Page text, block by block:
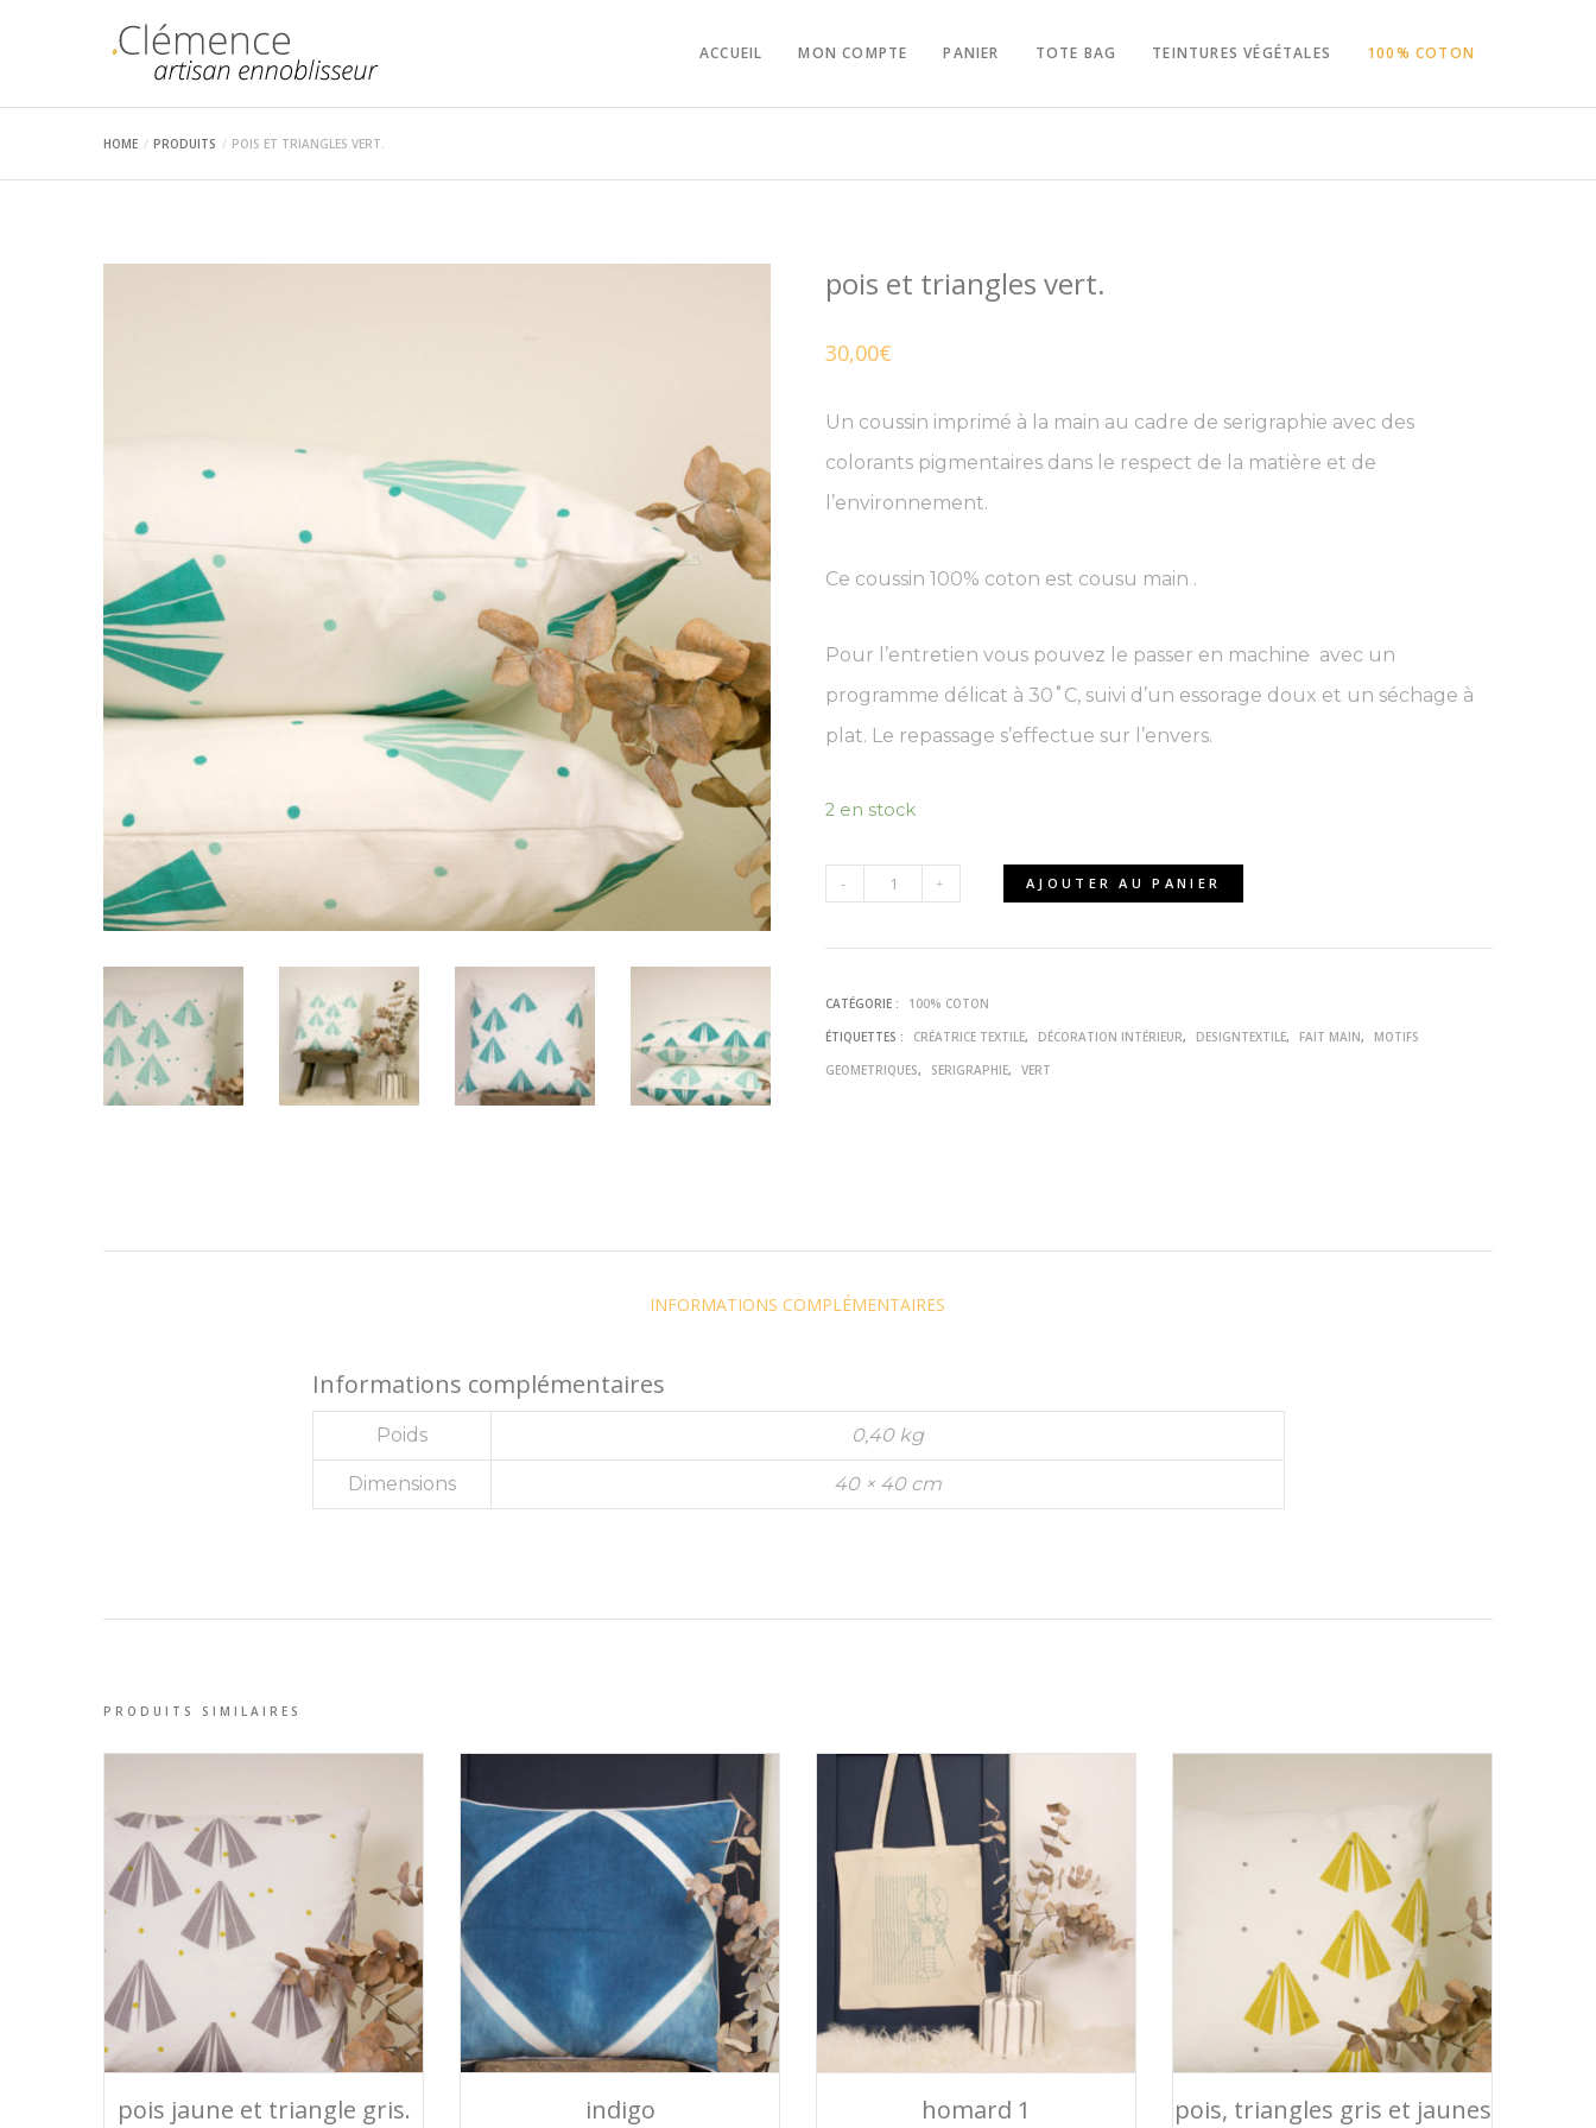
ACCUEIL MON COMPTE PANIER TOTE BAG TEINTURES VÉGÉTALES 100% COTON
HOME PRODUITS POIS ET TRIANGLES VERT.
pois et triangles vert.
30,00€
Un coussin imprimé à la main au cadre de serigraphie avec des
colorants pigmentaires dans le respect de la matière et de
l’environnement.
Ce coussin 100% coton est cousu main .
Pour l’entretien vous pouvez le passer en machine avec un
programme délicat à 30˚C, suivi d’un essorage doux et un séchage à
plat. Le repassage s’effectue sur l’envers.
2 en stock
DE
POIS
ET
AJOUTER AU PANIER
CATÉGORIE :
100% COTON
ÉTIQUETTES :
CRÉATRICE TEXTILE, DÉCORATION INTÉRIEUR, DESIGNTEXTILE, FAIT MAIN,
MOTIFS
GEOMETRIQUES, SERIGRAPHIE, VERT
INFORMATIONS COMPLÉMENTAIRES
Informations complémentaires
Poids 0,40 kg
Dimensions 40 × 40 cm
PRODUITS SIMILAIRES
pois jaune et triangle gris. indigo homard 1 pois, triangles gris et jaunes